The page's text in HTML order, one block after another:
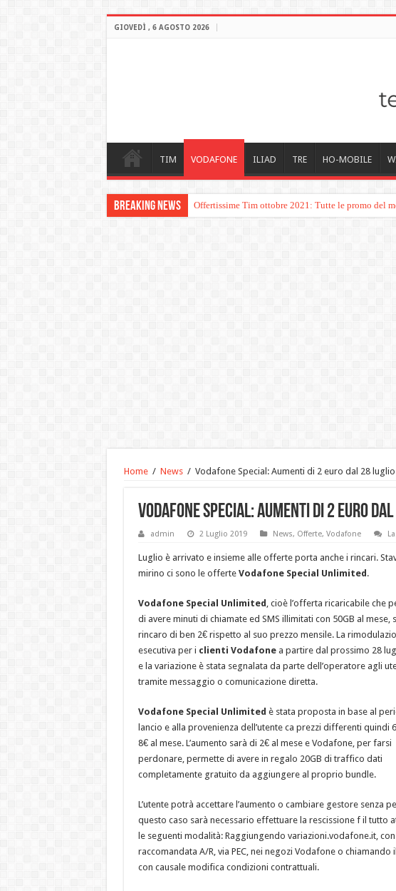
GIOVEDÌ , 6 AGOSTO 2026
TIM VODAFONE ILIAD TRE HO-MOBILE
Breaking News Offertissime Tim ottobre 2021: Tutte le promo del
Home / News / Vodafone Special: Aumenti di 2 euro dal 28 luglio
Vodafone Special: Aumenti di 2 euro
admin 2 Luglio 2019 News, Offerte, Vodafone
Luglio è arrivato e insieme alle offerte porta anche i rincari.
mirino ci sono le offerte Vodafone Special Unlimited .
Vodafone Special Unlimited , cioè l’offerta ricaricabile che
di avere minuti di chiamate ed SMS illimitati con 50GB al mese,
rincaro di ben 2€ rispetto al suo prezzo mensile. La
esecutiva per i clienti Vodafonea partire dal prossimo 28
e la variazione è stata segnalata da parte dell’operatore agli
tramite messaggio o comunicazione diretta.
Vodafone Special Unlimited è stata proposta in base al
lancio e alla provenienza dell’utente ca prezzi differenti quindi
8€ al mese. L’aumento sarà di 2€ al mese e Vodafone, per farsi
perdonare, permette di avere in regalo 20GB di traffico dati
completamente gratuito da aggiungere al proprio bundle.
L’utente potrà accettare l’aumento o cambiare gestore senza
questo caso sarà necessario effettuare la rescissione f il tutto
le seguenti modalità: Raggiungendo variazioni.vodafone.it, con
raccomandata A/R, via PEC, nei negozi Vodafone o chiamando
con causale modifica condizioni contrattuali.